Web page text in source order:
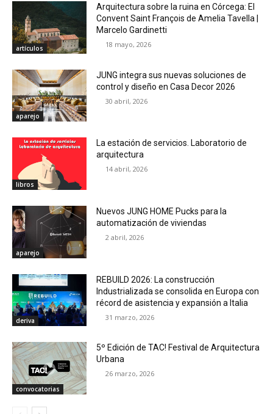
artículos
Arquitectura sobre la ruina en Córcega: El
Convent Saint François de Amelia Tavella |
Marcelo Gardinetti
18 mayo, 2026
aparejo
JUNG integra sus nuevas soluciones de
control y diseño en Casa Decor 2026
30 abril, 2026
libros
La estación de servicios. Laboratorio de
arquitectura
14 abril, 2026
aparejo
Nuevos JUNG HOME Pucks para la
automatización de viviendas
2 abril, 2026
deriva
REBUILD 2026: La construcción
Industrializada se consolida en Europa con
récord de asistencia y expansión a Italia
31 marzo, 2026
convocatorias
5º Edición de TAC! Festival de Arquitectura
Urbana
26 marzo, 2026